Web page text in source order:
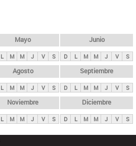
Mayo
L M M J V S
Junio
D L M M J V S
Agosto
L M M J V S
Septiembre
D L M M J V S
Noviembre
L M M J V S
Diciembre
D L M M J V S